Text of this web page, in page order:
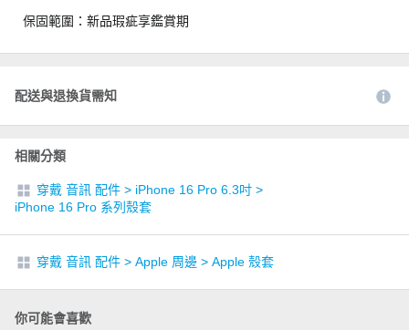
保固範圍：新品瑕疵享鑑賞期
配送與退換貨需知
相關分類
穿戴 音訊 配件 > iPhone 16 Pro 6.3吋 >
iPhone 16 Pro 系列殼套
穿戴 音訊 配件 > Apple 周邊 > Apple 殼套
你可能會喜歡